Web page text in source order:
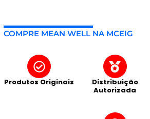
COMPRE MEAN WELL NA MCEIG
Produtos Originais
Distribuição
Autorizada